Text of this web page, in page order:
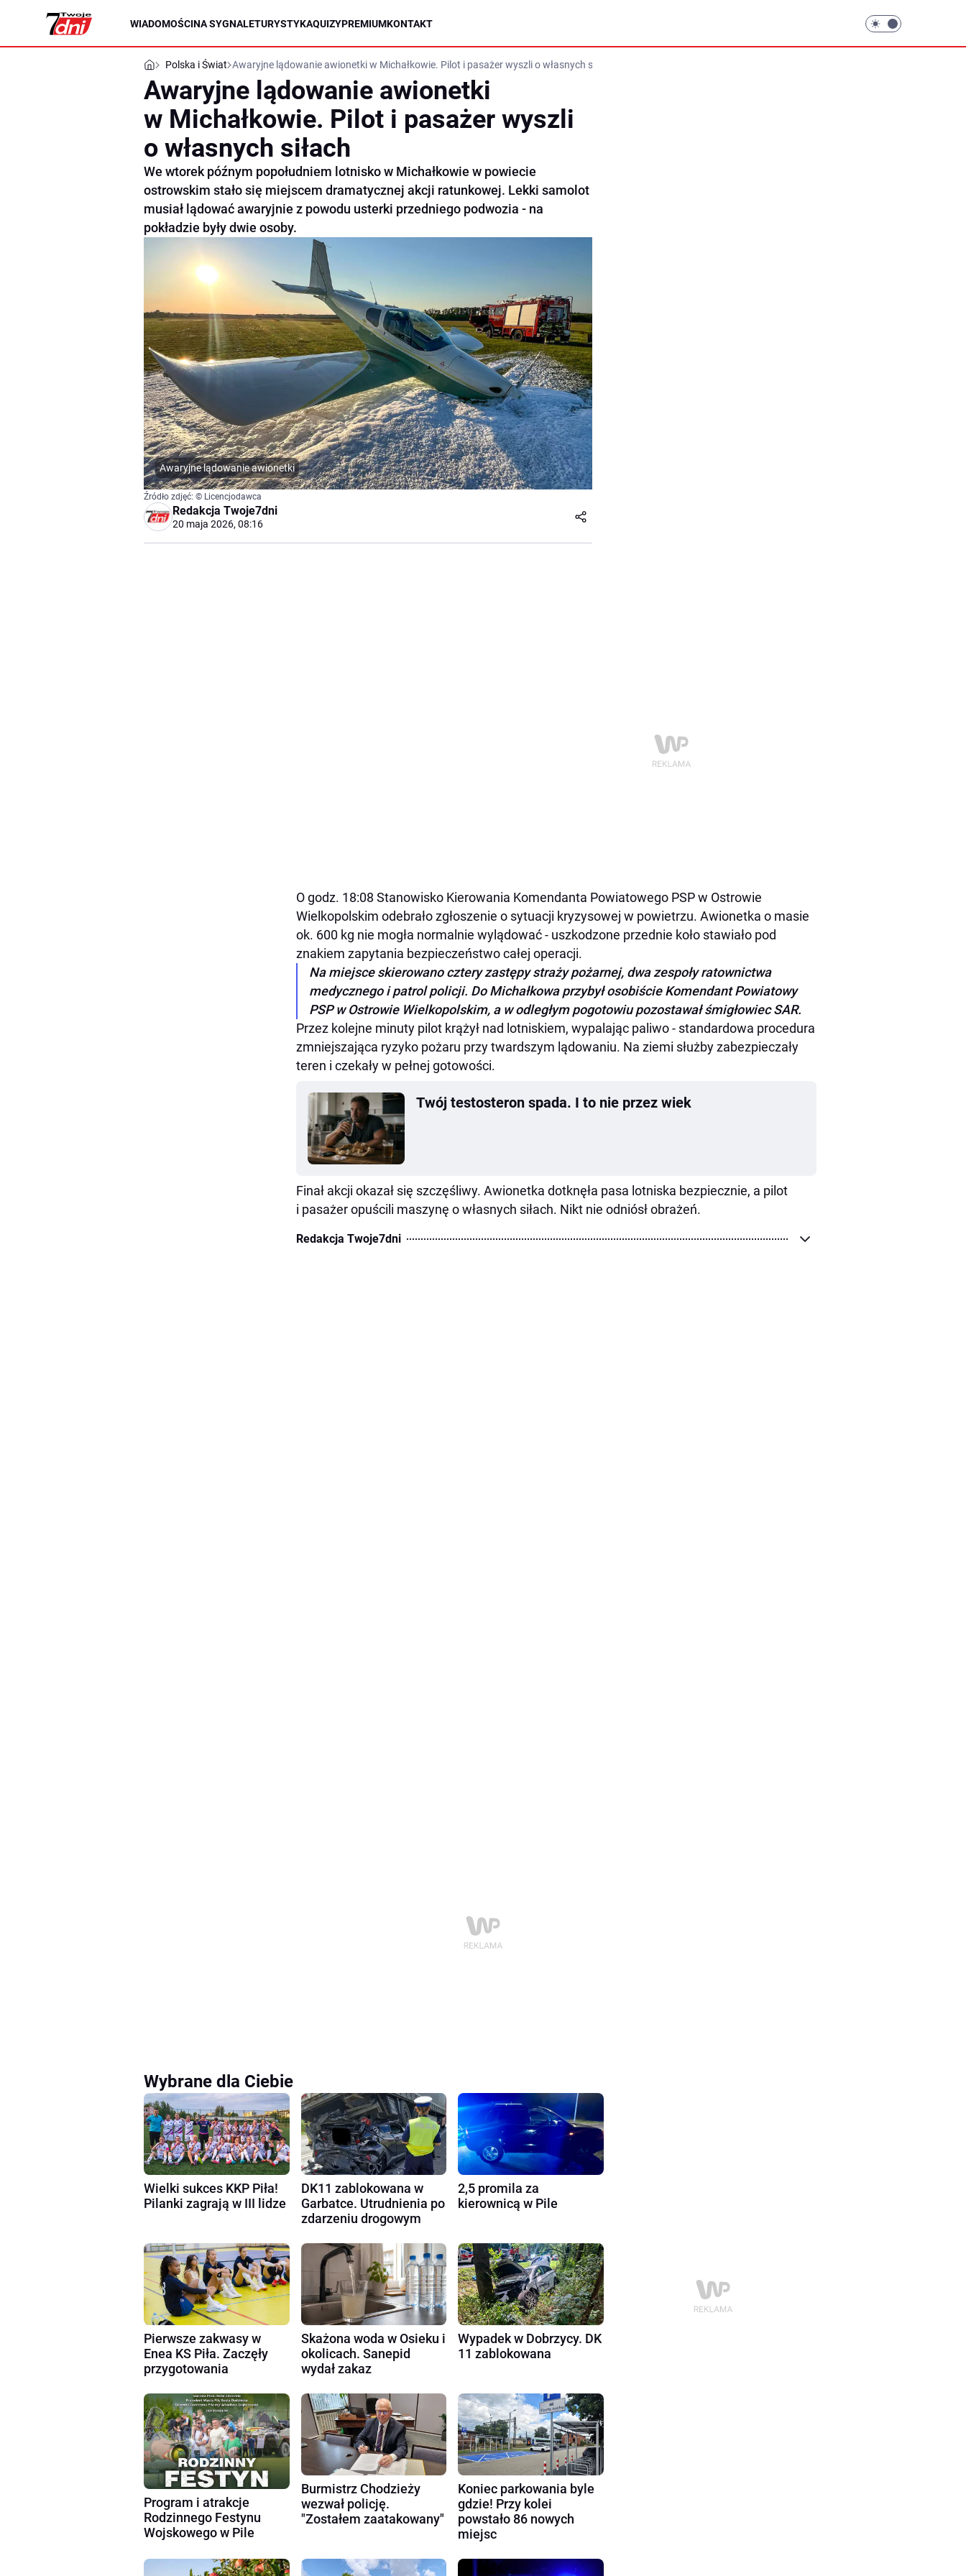
WIADOMOŚCINA SYGNALETURYSTYKAQUIZYPREMIUMKONTAKT
Polska i Świat Awaryjne lądowanie awionetki w Michałkowie. Pilot i pasażer wyszli o własnych siłach
Awaryjne lądowanie awionetki
w Michałkowie. Pilot i pasażer wyszli
o własnych siłach
We wtorek późnym popołudniem lotnisko w Michałkowie w powiecie
ostrowskim stało się miejscem dramatycznej akcji ratunkowej. Lekki samolot
musiał lądować awaryjnie z powodu usterki przedniego podwozia - na
pokładzie były dwie osoby.
Awaryjne lądowanie awionetki
Źródło zdjęć: © Licencjodawca
Redakcja Twoje7dni
20 maja 2026, 08:16
O godz. 18:08 Stanowisko Kierowania Komendanta Powiatowego PSP w Ostrowie
Wielkopolskim odebrało zgłoszenie o sytuacji kryzysowej w powietrzu. Awionetka o masie
ok. 600 kg nie mogła normalnie wylądować - uszkodzone przednie koło stawiało pod
znakiem zapytania bezpieczeństwo całej operacji.
Na miejsce skierowano cztery zastępy straży pożarnej, dwa zespoły ratownictwa
medycznego i patrol policji. Do Michałkowa przybył osobiście Komendant Powiatowy
PSP w Ostrowie Wielkopolskim, a w odległym pogotowiu pozostawał śmigłowiec SAR.
Przez kolejne minuty pilot krążył nad lotniskiem, wypalając paliwo - standardowa procedura
zmniejszająca ryzyko pożaru przy twardszym lądowaniu. Na ziemi służby zabezpieczały
teren i czekały w pełnej gotowości.
Twój testosteron spada. I to nie przez wiek
Finał akcji okazał się szczęśliwy. Awionetka dotknęła pasa lotniska bezpiecznie, a pilot
i pasażer opuścili maszynę o własnych siłach. Nikt nie odniósł obrażeń.
Redakcja Twoje7dni
Wybrane dla Ciebie
Wielki sukces KKP Piła!
Pilanki zagrają w III lidze
DK11 zablokowana w
Garbatce. Utrudnienia po
zdarzeniu drogowym
2,5 promila za
kierownicą w Pile
Pierwsze zakwasy w
Enea KS Piła. Zaczęły
przygotowania
Skażona woda w Osieku i
okolicach. Sanepid
wydał zakaz
Wypadek w Dobrzycy. DK
11 zablokowana
Program i atrakcje
Rodzinnego Festynu
Wojskowego w Pile
Burmistrz Chodzieży
wezwał policję.
"Zostałem zaatakowany"
Koniec parkowania byle
gdzie! Przy kolei
powstało 86 nowych
miejsc